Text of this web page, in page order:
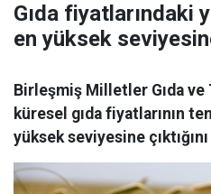
Gıda fiyatlarındaki
en yüksek
Birleşmiş Milletler Gıda ve
küresel gıda fiyatlarının
yüksek seviyesine çıktığını